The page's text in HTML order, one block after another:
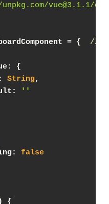
vue@3.1.1/
= { //
: {
: String,
:
''
: false
{